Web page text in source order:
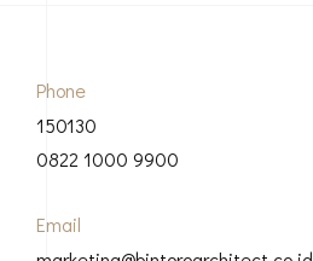
Phone
150130
0822 1000 9900
Email